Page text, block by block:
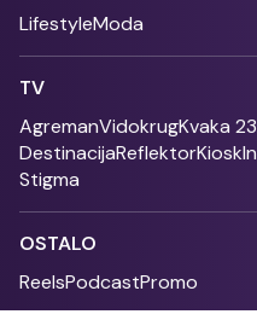
LifestyleModa
TV
AgremanVidokrugKvaka 23
DestinacijaReflektorKiosk
Stigma
OSTALO
ReelsPodcastPromo